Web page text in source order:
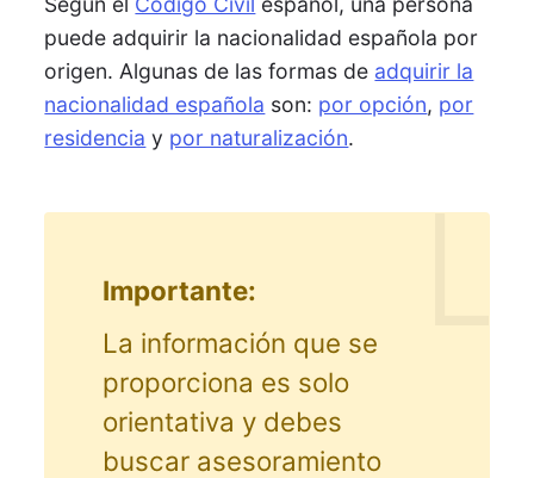
puede adquirir la nacionalidad española por
origen. Algunas de las formas de adquirir la
nacionalidad española son: por opción, por
residencia y por naturalización.
Importante:
La información que se
proporciona es solo
orientativa y debes
buscar asesoramiento